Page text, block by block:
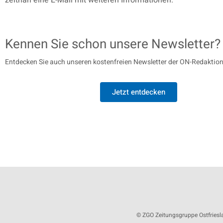
Kennen Sie schon unsere Newsletter?
Entdecken Sie auch unseren kostenfreien Newsletter der ON-
Jetzt entdecken
© ZGO Zeitungsgruppe